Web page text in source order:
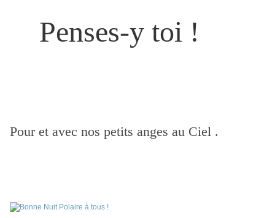
Penses-y toi !
Pour et avec nos petits anges au Ciel .